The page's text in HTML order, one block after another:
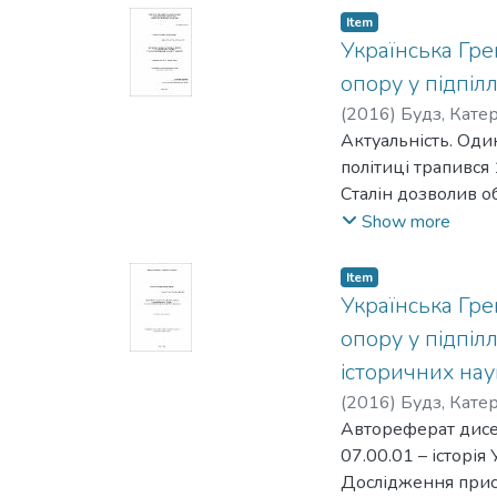
Item
Українська
опору у
(2016) Будз,
Актуальність. Один із найпомітніших зламів у радянській релігійній політиці трапився 1943 р., коли у розпалі радянсько-німецької війни Йосиф Сталін дозволив обрання Патріарха Російської Православної Церкви. Згідно із тодішнім задумом радянського лідера, РПЦ мала мобілізувати православне населення для подальшої боротьби із нацистською Німеччиною. Після завершення Другої світової війни Сталін вирішив використати РПЦ для уніфікації церковного життя у Радянському Союзі та країнах соцтабору. Відповідно, у повоєнний час Греко-Католицькі Церкви були ліквідовані не лише в Українській РСР – у Галичині (1946 р.) та на Закарпатті (1949 р.), а й у Румунії (1948 р.) та Чехословаччині (1950 р.). Українська Греко-Католицька Церква була ліквідована сталінським режимом шляхом її «возз’єднання» із РПЦ на так званому Львівському «соборі» 8–10 березня 1946 р. Заборона підпорядкованої Папі Римському УГКЦ пояснювалась зростаючою недовірою радянського керівництва до Ватикану у повоєнний час. Східна Галичина була також одним із найбільших осередків антирадянського збройного підпілля. Радянська влада вважала УГКЦ його ідеологічною базою, а тому розглядала ліквідацію Церкви як передумову успішної радянізації Галичини. Від Львівського «собору» 1946 р. і до виходу Церкви з підпілля у 1989 р. УГКЦ у Радянському Союзі офіційно не існувало. Протягом цього періоду вона залишалася найбільшою у світі забороненою конфесією. З огляду на державний тиск більшість греко-католицького духовенства формально приєдналася до РПЦ. У свою чергу, священики і монахи, які відмовилися від «возз’єднання», разом із частиною мирян перейшли у підпілля. Актуальність обраної теми полягає у важливості дослідження стратегій взаємодії з радянською владою, якими послуговувалися греко-католики для забезпечення виживання УГКЦ в умовах безінституційного існування. Балансуючи між вимушеним пристосуванням до нової радянської дійсності та відкритим опором владі, греко-католики мали на меті насамперед збереження своєї конфесійної ідентичності. Запропоноване дослідження важливе не лише в науковому, а й у суспільному вимірі. Зокрема, всебічне й неупереджене висвітлення досвіду УГКЦ у радянський період необхідне для налагодження ефективних державноцерковних взаємин та міжконфесійного діалогу у сучасній Україні. Зв’язок з науковими програмами, планами, темами. Дисертаційне дослідження виконане на кафедрі історії Національного університету «КиєвоМогилянська академія» у рамках науково-дослідної теми «Історія України в контексті історії Центрально-Східної Європи» (державний реєстраційний номер 0110U001734) та у Докторській школі імені Родини
Show more
Item
Українська
опору у
історичних
(2016) Будз,
Автореферат
07.00.01 – історія
Дослідження